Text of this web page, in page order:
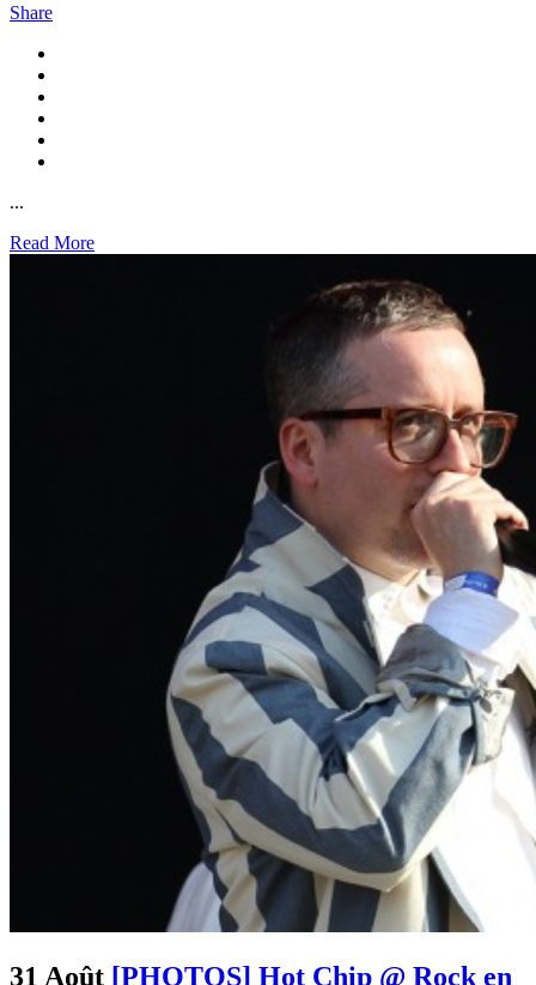
Share
...
Read More
31 Août [PHOTOS] Hot Chip @ Rock en